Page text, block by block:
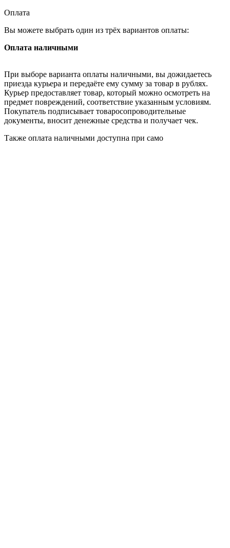
Оплата
Вы можете выбрать один из трёх вариантов оплаты:
Оплата наличными
При выборе варианта оплаты наличными, вы дожидаетесь
приезда курьера и передаёте ему сумму за товар в рублях.
Курьер предоставляет товар, который можно осмотреть на
предмет повреждений, соответствие указанным условиям.
Покупатель подписывает товаросопроводительные
документы, вносит денежные средства и получает чек.
Также оплата наличными доступна при само